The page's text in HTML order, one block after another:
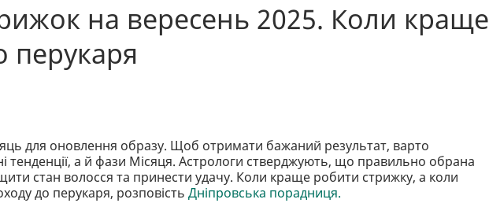
на вересень 2025. Коли краще
перукаря
для оновлення образу. Щоб отримати бажаний результат, варто
тенденції, а й фази Місяця. Астрологи стверджують, що правильно обрана
стан волосся та принести удачу. Коли краще робити стрижку, а коли
до перукаря, розповість Дніпровська порадниця.